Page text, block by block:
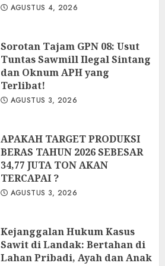
AGUSTUS 4, 2026
‎Sorotan Tajam GPN 08: Usut
Tuntas Sawmill Ilegal Sintang
dan Oknum APH yang
Terlibat!
AGUSTUS 3, 2026
APAKAH TARGET PRODUKSI
BERAS TAHUN 2026 SEBESAR
34,77 JUTA TON AKAN
TERCAPAI ?
AGUSTUS 3, 2026
Kejanggalan Hukum Kasus
Sawit di Landak: Bertahan di
Lahan Pribadi, Ayah dan Anak